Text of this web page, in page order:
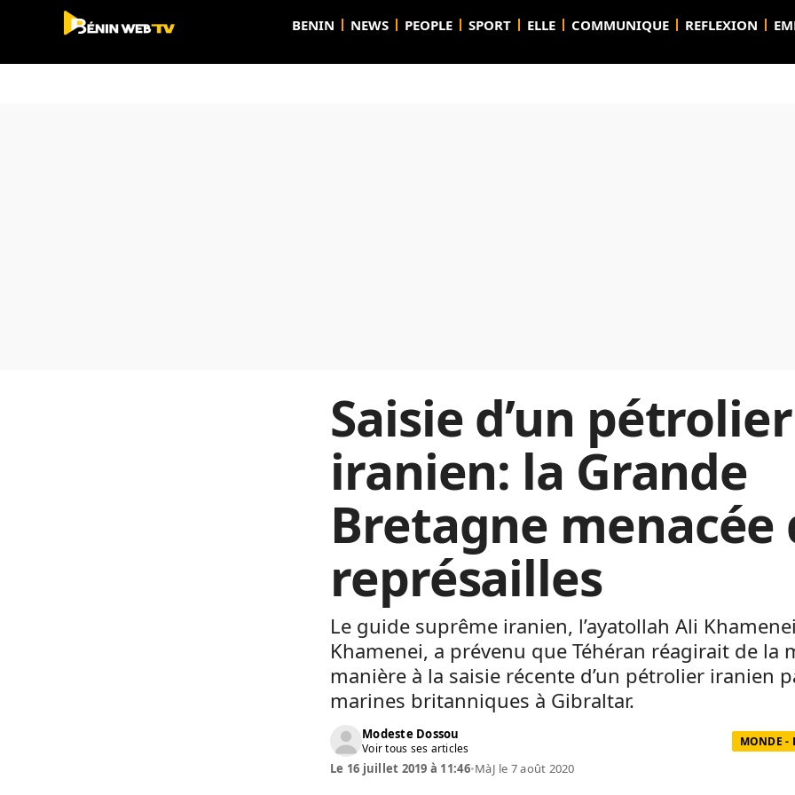
BENIN NEWS PEOPLE SPORT ELLE COMMUNIQUE REFLEXION
Saisie d’un pétrolier
iranien: la Grande
Bretagne menacée
représailles
Le guide suprême iranien, l’ayatollah Ali
Khamenei, a prévenu que Téhéran réagirait de la
manière à la saisie récente d’un pétrolier iranien
marines britanniques à Gibraltar.
Modeste Dossou
Voir tous ses articles MONDE -
Le 16 juillet 2019 à 11:46•MàJ le 7 août 2020